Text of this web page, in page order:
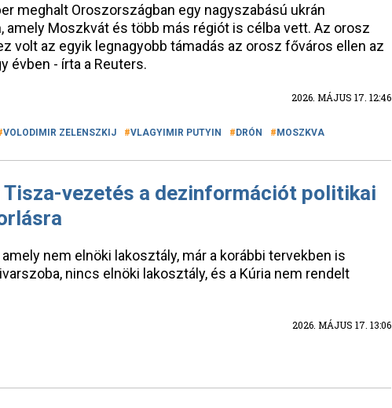
meghalt Oroszországban egy nagyszabású ukrán
amely Moszkvát és több más régiót is célba vett. Az orosz
volt az egyik legnagyobb támadás az orosz főváros ellen az
évben - írta a Reuters.
2026. MÁJUS 17. 12:46
VOLODIMIR ZELENSZKIJ VLAGYIMIR PUTYIN DRÓN MOSZKVA
Tisza-vezetés a dezinformációt politikai
nem elnöki lakosztály, már a korábbi tervekben is
nincs elnöki lakosztály, és a Kúria nem rendelt
2026. MÁJUS 17. 13:06